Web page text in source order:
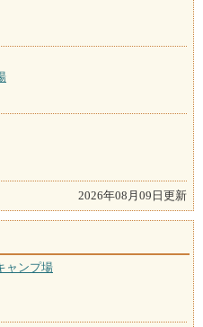
2026年08月09日更新
ャンプ場